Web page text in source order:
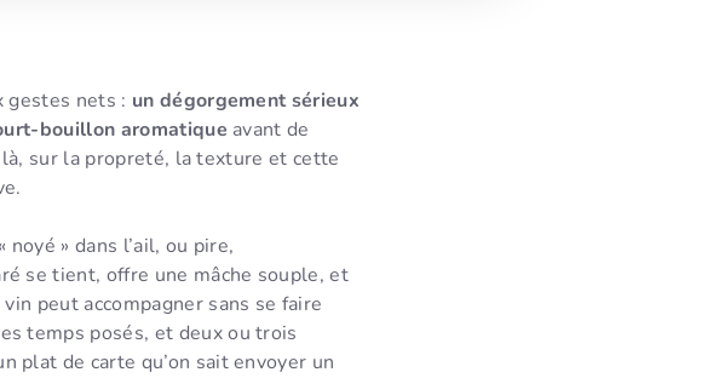
gestes nets : un dégorgement sérieux
bouillon aromatique avant de
sur la propreté, la texture et cette
» dans l’ail, ou pire,
se tient, offre une mâche souple, et
peut accompagner sans se faire
temps posés, et deux ou trois
plat de carte qu’on sait envoyer un